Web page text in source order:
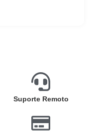
Suporte Remoto